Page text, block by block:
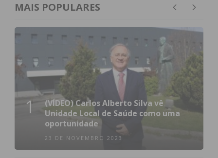
MAIS POPULARES
1
(VÍDEO) Carlos Alberto Silva vê
Unidade Local de Saúde como uma
oportunidade
23 DE NOVEMBRO 2023